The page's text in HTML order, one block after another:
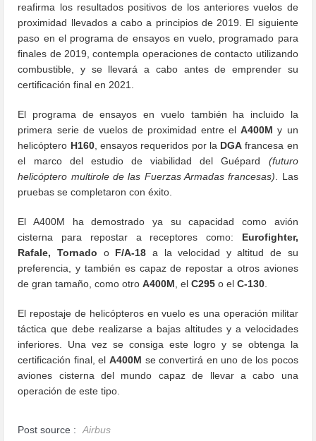
reafirma los resultados positivos de los anteriores vuelos de
proximidad llevados a cabo a principios de 2019. El siguiente
paso en el programa de ensayos en vuelo, programado para
finales de 2019, contempla operaciones de contacto utilizando
combustible, y se llevará a cabo antes de emprender su
certificación final en 2021.
El programa de ensayos en vuelo también ha incluido la
primera serie de vuelos de proximidad entre elA400M y un
helicóptero H160, ensayos requeridos por la DGA francesa en
el marco del estudio de viabilidad del Guépard (futuro
helicóptero multirole de las Fuerzas Armadas francesas) . Las
pruebas se completaron con éxito.
El A400M ha demostrado ya su capacidad como avión
cisterna para repostar a receptores como: Eurofighter,
Rafale, Tornado oF/A-18 a la velocidad y altitud de su
preferencia, y también es capaz de repostar a otros aviones
de gran tamaño, como otroA400M , elC295 o elC-130
El repostaje de helicópteros en vuelo es una operación militar
táctica que debe realizarse a bajas altitudes y a velocidades
inferiores. Una vez se consiga este logro y se obtenga la
certificación final, el A400M se convertirá en uno de los pocos
aviones cisterna del mundo capaz de llevar a cabo una
operación de este tipo.
Post source : Airbus